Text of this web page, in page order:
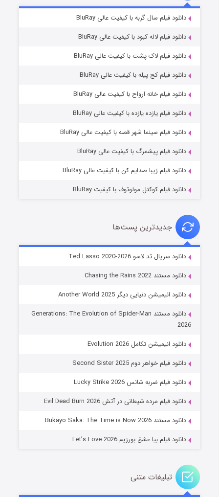
قسمت۷ (زیرنویس) منتشر شد
خاندان اژدها فصل ۳
جادوگری در مغولستان
دانلود فیلم سال گربه با کیفیت عالی BluRay
دانلود فیلم لاله کبود با کیفیت عالی BluRay
دانلود فیلم لاک پشت با کیفیت عالی BluRay
دانلود فیلم کج‌ پیله با کیفیت عالی BluRay
دانلود فیلم خانه ارواح با کیفیت عالی BluRay
دانلود فیلم یازده یازده با کیفیت عالی BluRay
دانلود فیلم سینما شهر قصه با کیفیت عالی BluRay
دانلود فیلم پیشمرگ با کیفیت عالی BluRay
دانلود فیلم زیبا صدایم کن با کیفیت عالی BluRay
دانلود فیلم کوکتل مولوتوف با کیفیت BluRay
جدیدترین پست‌ها
دانلود سریال تد لاسو Ted Lasso 2020-2026
دانلود مستند Chasing the Rains 2022
دانلود انیمیشن دنیایی دیگر Another World 2025
دانلود مستند Generations: The Evolution of Spider-Man
2026
دانلود انیمیشن تکامل Evolution 2026
دانلود فیلم خواهر دوم Second Sister 2025
دانلود فیلم ضربه شانس Lucky Strike 2026
دانلود فیلم مرده شیطانی در آتش Evil Dead Burn 2026
دانلود مستند Bukayo Saka: The Time is Now 2026
دانلود فیلم بیا عشق بورزیم Let’s Love 2026
تبلیغات متنی